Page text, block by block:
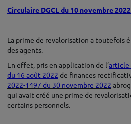
Circulaire DGCL du 10 novembre 2022
La prime de revalorisation a toutefois
des agents.
En effet, pris en application de l’article
du 16 août 2022 de finances
2022-1497 du 30 novembre 2022
qui avait créé une prime de
certains personnels.